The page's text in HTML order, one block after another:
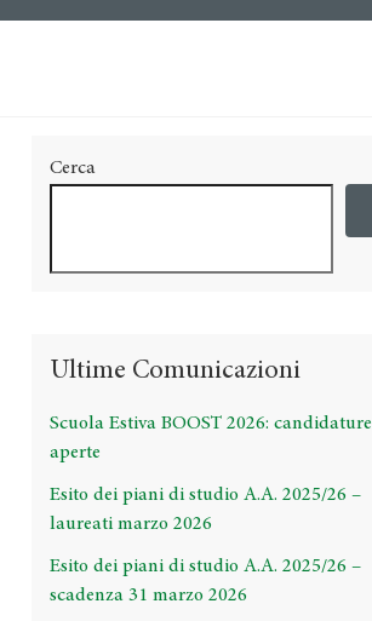
Cerca
Ultime Comunicazioni
Scuola Estiva BOOST 2026: candidature
aperte
Esito dei piani di studio A.A. 2025/26 –
laureati marzo 2026
Esito dei piani di studio A.A. 2025/26 –
scadenza 31 marzo 2026